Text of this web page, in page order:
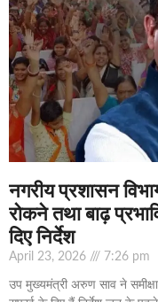
नगरीय प्रशासन
रोकने तथा बाढ़
दिए निर्देश
April 23, 2026 7:26 pm
उप मुख्यमंत्री अरुण साव ने